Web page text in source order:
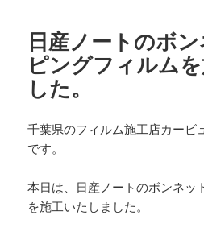
日産ノートのボ
ピングフィルム
した。
千葉県のフィルム施工店カービ
です。
本日は、日産ノートのボンネッ
を施工いたしました。